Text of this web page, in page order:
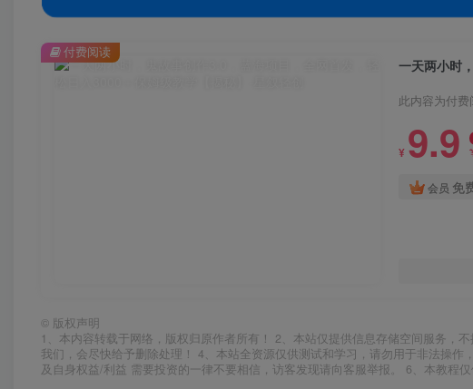
此内容为付
¥ 9.9
会员 免
付费阅读
© 版权声明
1、本内容转载于网络，版权归原作者所有！ 2、本站仅提供信息存储空间服务，
我们，会尽快给予删除处理！ 4、本站全资源仅供测试和学习，请勿用于非法操
及自身权益/利益 需要投资的一律不要相信，访客发现请向客服举报。 6、本教程